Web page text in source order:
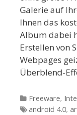
Galerie auf
Ihnen das
Album dabei
Erstellen von
Webpages
Überblend-
Kategorien
Freeware,
Tags
android 4.0,